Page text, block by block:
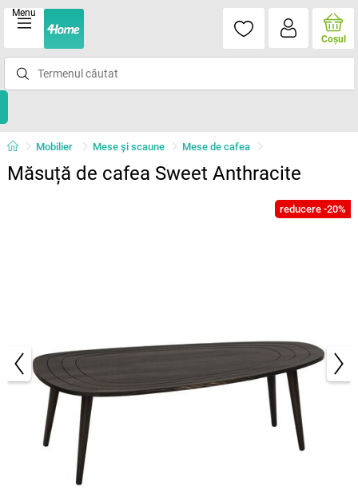
Menu
Coşul
Mobilier Mese şi scaune Mese de cafea
Măsuță de cafea Sweet Anthracite
reducere -20%